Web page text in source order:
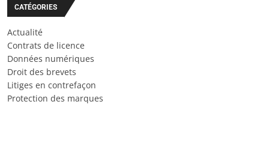
CATÉGORIES
Actualité
Contrats de licence
Données numériques
Droit des brevets
Litiges en contrefaçon
Protection des marques